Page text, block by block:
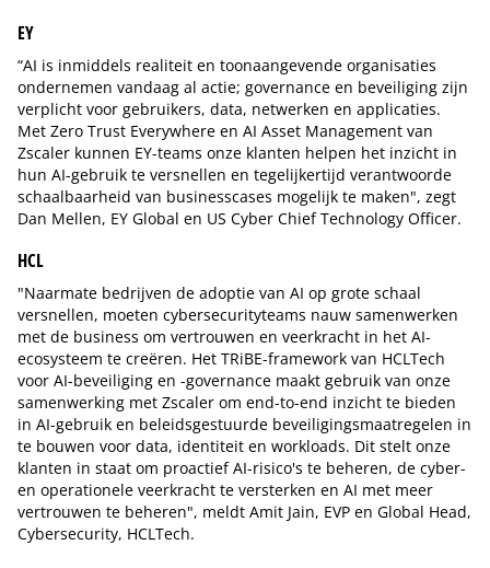
EY
“AI is inmiddels realiteit en toonaangevende organisaties
ondernemen vandaag al actie; governance en beveiliging zijn
verplicht voor gebruikers, data, netwerken en applicaties.
Met Zero Trust Everywhere en AI Asset Management van
Zscaler kunnen EY-teams onze klanten helpen het inzicht in
hun AI-gebruik te versnellen en tegelijkertijd verantwoorde
schaalbaarheid van businesscases mogelijk te maken", zegt
Dan Mellen, EY Global en US Cyber Chief Technology Officer.
HCL
"Naarmate bedrijven de adoptie van AI op grote schaal
versnellen, moeten cybersecurityteams nauw samenwerken
met de business om vertrouwen en veerkracht in het AI-
ecosysteem te creëren. Het TRiBE-framework van HCLTech
voor AI-beveiliging en -governance maakt gebruik van onze
samenwerking met Zscaler om end-to-end inzicht te bieden
in AI-gebruik en beleidsgestuurde beveiligingsmaatregelen in
te bouwen voor data, identiteit en workloads. Dit stelt onze
klanten in staat om proactief AI-risico's te beheren, de cyber-
en operationele veerkracht te versterken en AI met meer
vertrouwen te beheren", meldt Amit Jain, EVP en Global Head,
Cybersecurity, HCLTech.